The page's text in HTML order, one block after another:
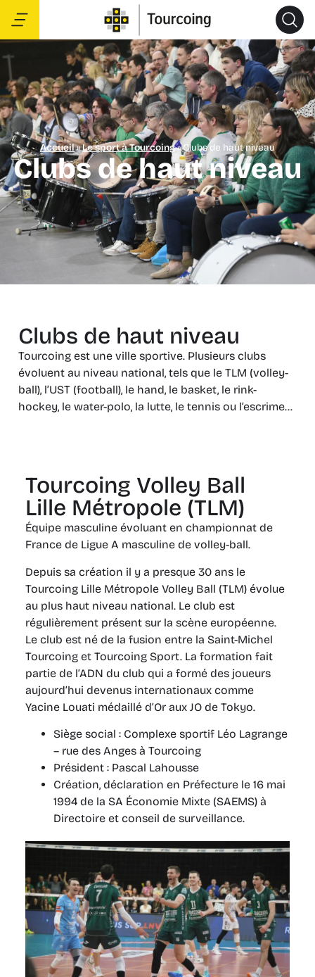
Accueil»Le sport à Tourcoing»Clubs de haut niveau
Clubs de haut niveau
Clubs de haut niveau
Tourcoing est une ville sportive. Plusieurs clubs
évoluent au niveau national, tels que le TLM (volley-
ball), l’UST (football), le hand, le basket, le rink-
hockey, le water-polo, la lutte, le tennis ou l’escrime…
Tourcoing Volley Ball
Lille Métropole (TLM)
Équipe masculine évoluant en championnat de
France de Ligue A masculine de volley-ball.
Depuis sa création il y a presque 30 ans le
Tourcoing Lille Métropole Volley Ball (TLM) évolue
au plus haut niveau national. Le club est
régulièrement présent sur la scène européenne.
Le club est né de la fusion entre la Saint-Michel
Tourcoing et Tourcoing Sport. La formation fait
partie de l’ADN du club qui a formé des joueurs
aujourd’hui devenus internationaux comme
Yacine Louati médaillé d’Or aux JO de Tokyo.
Siège social : Complexe sportif Léo Lagrange
– rue des Anges à Tourcoing
Président : Pascal Lahousse
Création, déclaration en Préfecture le 16 mai
1994 de la SA Économie Mixte (SAEMS) à
Directoire et conseil de surveillance.